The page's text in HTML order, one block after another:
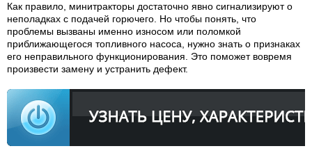
Как правило, минитракторы достаточно явно сигнализируют о
неполадках с подачей горючего. Но чтобы понять, что
проблемы вызваны именно износом или поломкой
приближающегося топливного насоса, нужно знать о признаках
его неправильного функционирования. Это поможет вовремя
произвести замену и устранить дефект.